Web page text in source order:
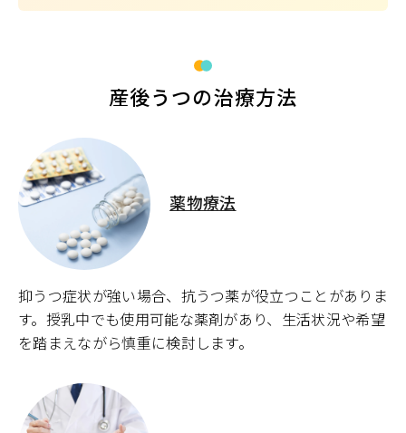
産後うつの治療方法
薬物療法
抑うつ症状が強い場合、抗うつ薬が役立つことがありま
す。授乳中でも使用可能な薬剤があり、生活状況や希望
を踏まえながら慎重に検討します。